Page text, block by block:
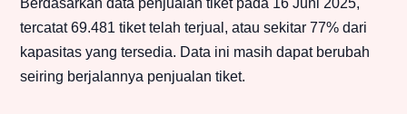
Berdasarkan data penjualan tiket pada 16 Juni 2025,
tercatat 69.481 tiket telah terjual, atau sekitar 77% dari
kapasitas yang tersedia. Data ini masih dapat berubah
seiring berjalannya penjualan tiket.